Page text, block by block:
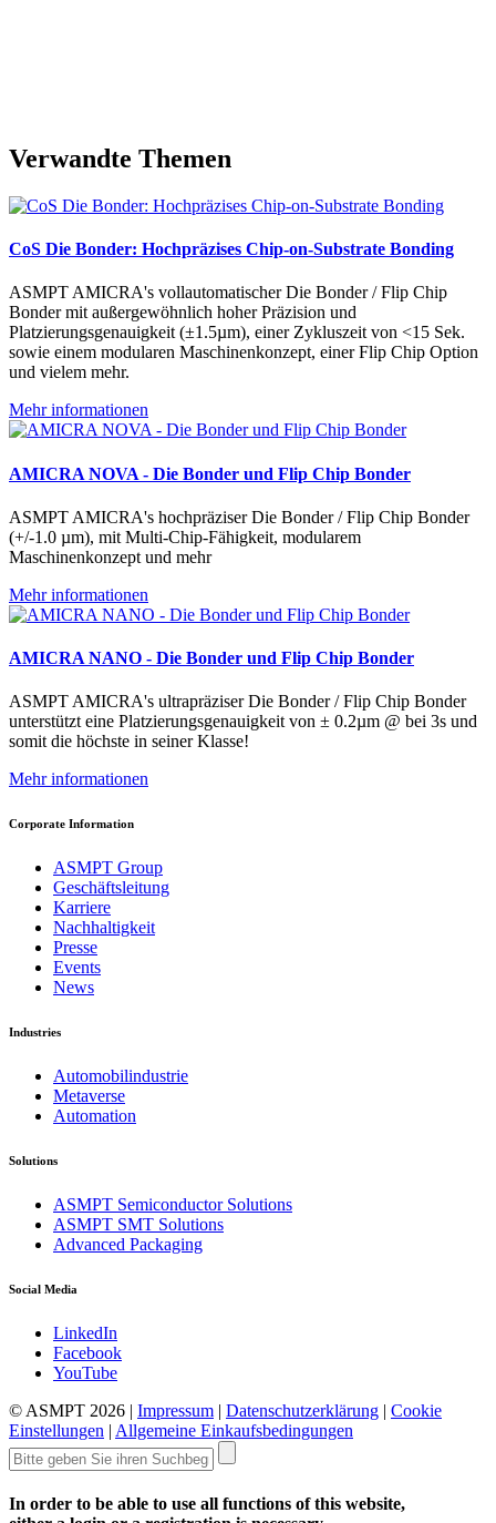
Verwandte Themen
CoS Die Bonder: Hochpräzises Chip-on-Substrate Bonding
ASMPT AMICRA's vollautomatischer Die Bonder / Flip Chip
Bonder mit außergewöhnlich hoher Präzision und
Platzierungsgenauigkeit (±1.5µm), einer Zykluszeit von <15 Sek.
sowie einem modularen Maschinenkonzept, einer Flip Chip Option
und vielem mehr.
Mehr informationen
AMICRA NOVA - Die Bonder und Flip Chip Bonder
ASMPT AMICRA's hochpräziser Die Bonder / Flip Chip Bonder
(+/-1.0 µm), mit Multi-Chip-Fähigkeit, modularem
Maschinenkonzept und mehr
Mehr informationen
AMICRA NANO - Die Bonder und Flip Chip Bonder
ASMPT AMICRA's ultrapräziser Die Bonder / Flip Chip Bonder
unterstützt eine Platzierungsgenauigkeit von ± 0.2µm @ bei 3s und
somit die höchste in seiner Klasse!
Mehr informationen
Corporate Information
ASMPT Group
Geschäftsleitung
Karriere
Nachhaltigkeit
Presse
Events
News
Industries
Automobilindustrie
Metaverse
Automation
Solutions
ASMPT Semiconductor Solutions
ASMPT SMT Solutions
Advanced Packaging
Social Media
LinkedIn
Facebook
YouTube
© ASMPT 2026 | Impressum | Datenschutzerklärung | Cookie
Einstellungen | Allgemeine Einkaufsbedingungen
In order to be able to use all functions of this website,